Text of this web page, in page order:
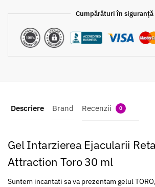
Cumpărături în siguranță
Descriere Brand Recenzii 0
Gel Intarzierea Ejacularii
Attraction Toro 30 ml
Suntem incantati sa va prezentam gelul